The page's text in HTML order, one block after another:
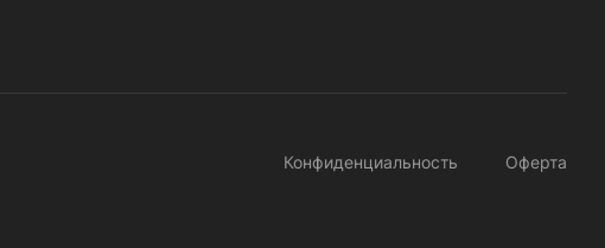
Конфиденциальность Оферта